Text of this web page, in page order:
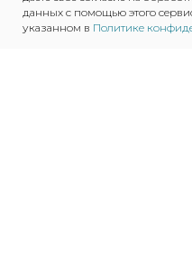
данных с помощью этого
указанном в Политике